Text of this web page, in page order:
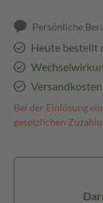
Persönliche
Heute bestellt
Bei der Einlösung
gesetzlichen